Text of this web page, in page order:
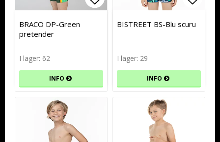
Lägg till i favoritlistan
Lägg till i favoritlistan
BRACO DP-Green
pretender
I lager: 62
INFO
BISTREET BS-Blu scuru
I lager: 29
INFO